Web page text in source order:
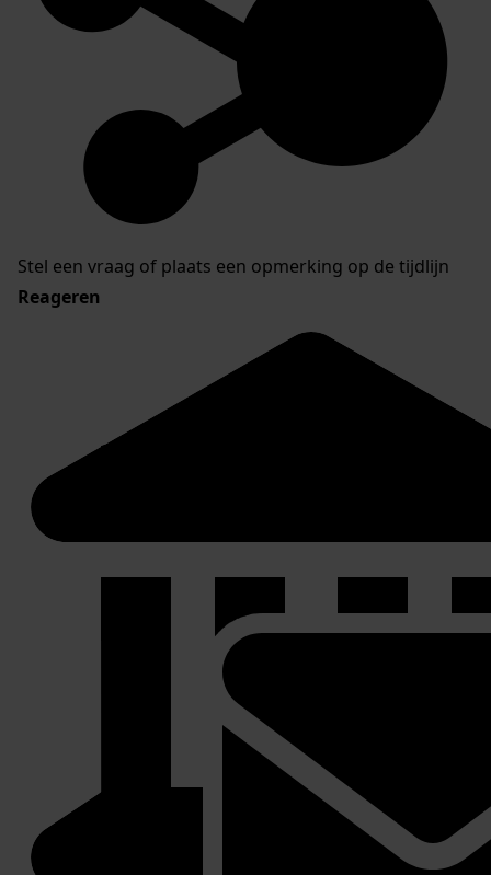
Stel een vraag of plaats een opmerking op de tijdlijn
Reageren